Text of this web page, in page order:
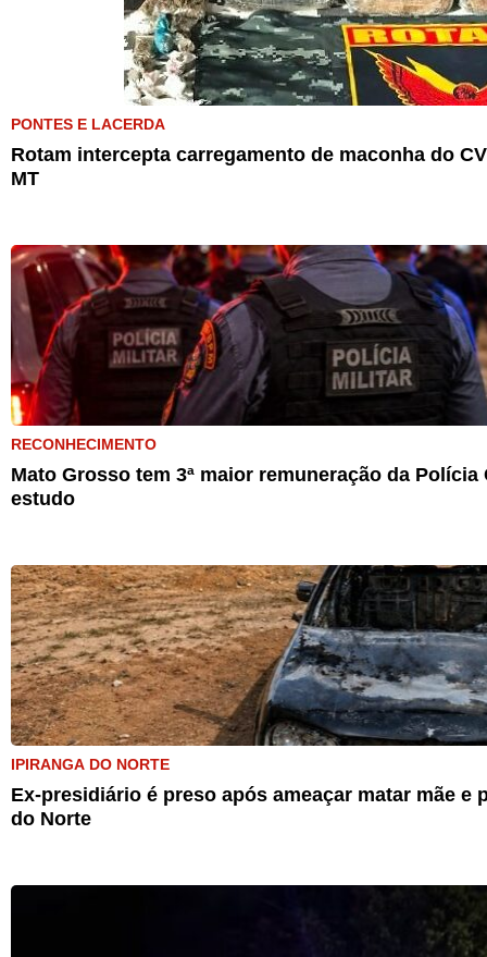
PONTES E LACERDA
Rotam intercepta carregamento de maconha do
MT
RECONHECIMENTO
Mato Grosso tem 3ª maior remuneração da Polícia
estudo
IPIRANGA DO NORTE
Ex-presidiário é preso após ameaçar matar mãe
do Norte